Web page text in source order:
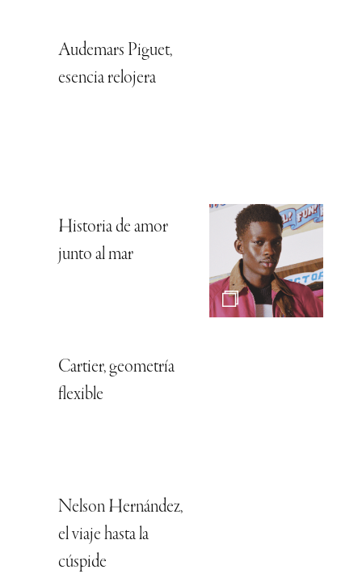
Audemars Piguet,
esencia relojera
Historia de amor
junto al mar
Cartier, geometría
flexible
Nelson Hernández,
el viaje hasta la
cúspide